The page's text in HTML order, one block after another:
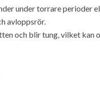
under torrare perioder
avloppsrör.
och blir tung, vilket kan